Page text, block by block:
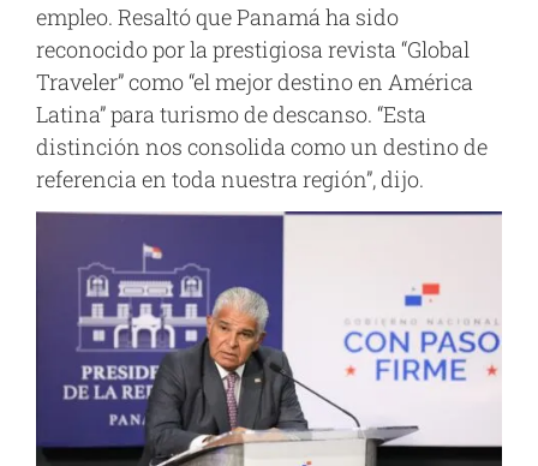
empleo. Resaltó que Panamá ha sido
reconocido por la prestigiosa revista “Global
Traveler” como “el mejor destino en América
Latina” para turismo de descanso. “Esta
distinción nos consolida como un destino de
referencia en toda nuestra región”, dijo.